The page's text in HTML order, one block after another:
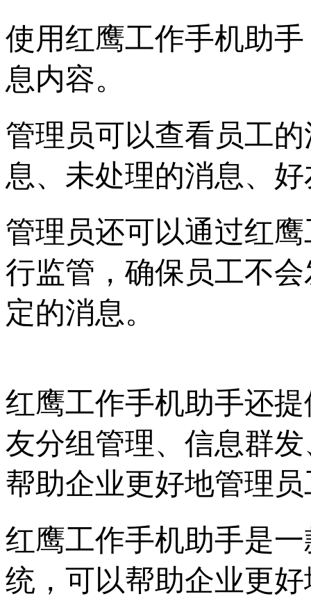
使用红鹰工作手机助
息内容。
管理员可以查看员工
息、未处理的消息、
管理员还可以通过红
行监管，确保员工不
定的消息。
红鹰工作手机助手还
友分组管理、信息群
帮助企业更好地管理
红鹰工作手机助手是
统，可以帮助企业更